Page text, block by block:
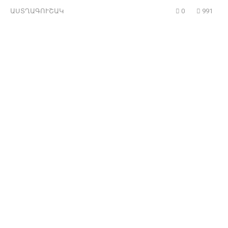
ԱՍՏՂԱԳՈՒՇԱԿ 0 991